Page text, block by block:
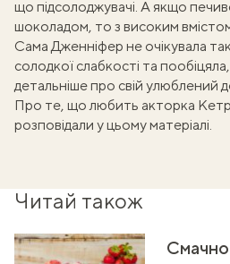
що підсолоджувачі. А якщо
шоколадом, то з високим
Сама Дженніфер не очікувала
солодкої слабкості та
детальніше про свій улюблений
Про те, що любить акторка
розповідали у цьому матеріалі.
Читай також